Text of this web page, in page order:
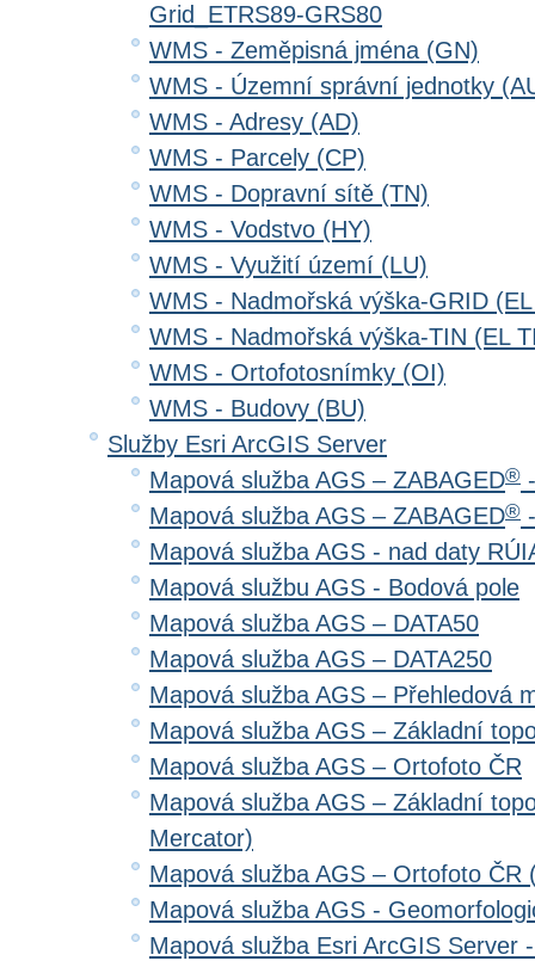
Grid_ETRS89-GRS80
WMS - Zeměpisná jména (GN)
WMS - Územní správní jednotky
WMS - Adresy (AD)
WMS - Parcely (CP)
WMS - Dopravní sítě (TN)
WMS - Vodstvo (HY)
WMS - Využití území (LU)
WMS - Nadmořská výška-GRID
WMS - Nadmořská výška-TIN (EL
WMS - Ortofotosnímky (OI)
WMS - Budovy (BU)
Služby Esri ArcGIS Server
Mapová služba AGS – ZABAGED®
Mapová služba AGS – ZABAGED®
Mapová služba AGS - nad daty
Mapová službu AGS - Bodová pole
Mapová služba AGS – DATA50
Mapová služba AGS – DATA250
Mapová služba AGS – Přehledová
Mapová služba AGS – Základní
Mapová služba AGS – Ortofoto ČR
Mapová služba AGS – Základní
Mercator)
Mapová služba AGS – Ortofoto ČR
Mapová služba AGS -
Mapová služba Esri ArcGIS Server